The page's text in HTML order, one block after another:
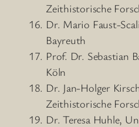
Zeithistorische
Dr. Mario Faust-
Bayreuth
Prof. Dr. Sebastian
Köln
Dr. Jan-Holger
Zeithistorische
Dr. Teresa Huhle,